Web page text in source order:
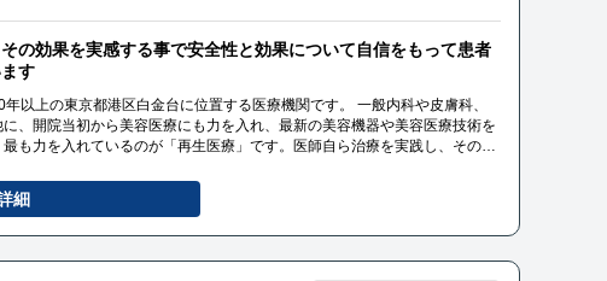
の効果を実感する事で安全性と効果について自信をもって患者
す
以上の東京都港区白金台に位置する医療機関です。 一般内科や皮膚科、
、開院当初から美容医療にも力を入れ、最新の美容機器や美容医療技術を
も力を入れているのが「再生医療」です。医師自ら治療を実践し、その効
の健康管理や予防医療、美容医療について積極的に取り組み、地域の皆様だ
々の、美と健康を支えています。 アクセスがしやすく、親しみやすい雰囲気
細